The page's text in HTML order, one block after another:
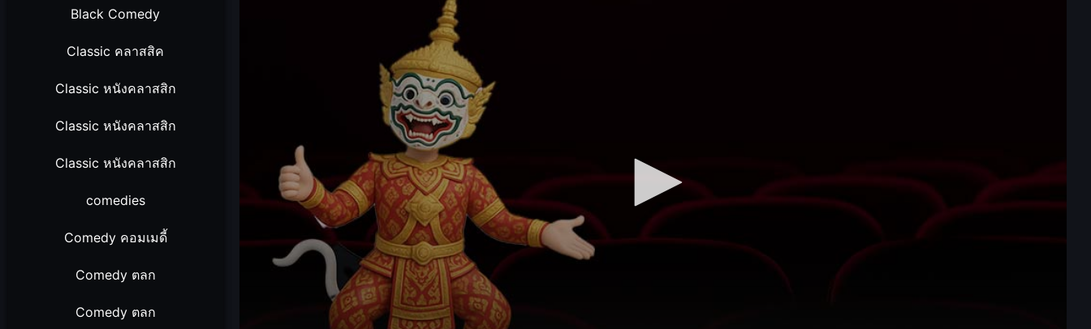
Black Comedy
Classic คลาสสิค
Classic หนังคลาสสิก
Classic หนังคลาสสิก
Classic หนังคลาสสิก
comedies
Comedy คอมเมดี้
Comedy ตลก
Comedy ตลก